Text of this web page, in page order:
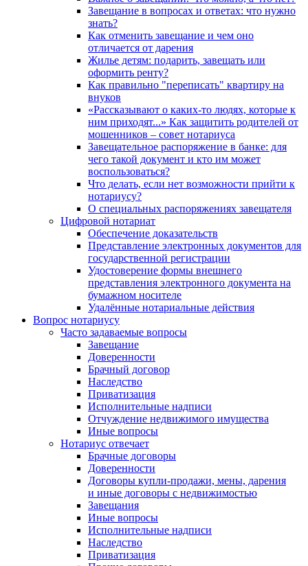
Завещание в вопросах и ответах: что нужно
знать?
Как отменить завещание и чем оно
отличается от дарения
Жилье детям: подарить, завещать или
оформить ренту?
Как правильно "переписать" квартиру на
внуков
«Рассказывают о каких-то людях, которые к
ним приходят...» Как защитить родителей от
мошенников – совет нотариуса
Завещательное распоряжение в банке: для
чего такой документ и кто им может
воспользоваться?
Что делать, если нет возможности прийти к
нотариусу?
О специальных распоряжениях завещателя
Цифровой нотариат
Обеспечение доказательств
Представление электронных документов для
государственной регистрации
Удостоверение формы внешнего
представления электронного документа на
бумажном носителе
Удалённые нотариальные действия
Вопрос нотариусу
Часто задаваемые вопросы
Завещание
Доверенности
Брачный договор
Наследство
Приватизация
Исполнительные надписи
Отчуждение недвижимого имущества
Иные вопросы
Нотариус отвечает
Брачные договоры
Доверенности
Договоры купли-продажи, мены, дарения
и иные договоры с недвижимостью
Завещания
Иные вопросы
Исполнительные надписи
Наследство
Приватизация